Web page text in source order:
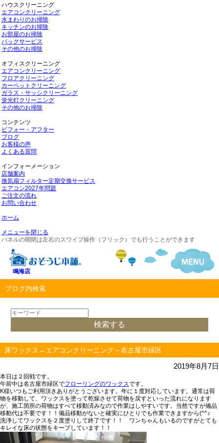
ハウスクリーニング
エアコンクリーニング
水まわりのお掃除
キッチンのお掃除
お部屋のお掃除
パックサービス
その他のお掃除
オフィスクリーニング
エアコンクリーニング
フロアクリーニング
カーペットクリーニング
ガラス・サッシクリーニング
蛍光灯クリーニング
その他のお掃除
コンテンツ
ビフォー・アフター
ブログ
お客様の声
よくある質問
インフォーメーション
店舗案内
換気扇フィルター定期交換サービス
エアコン2027年問題
ご注文の流れ
お問い合わせ
ホーム
メニューを閉じる
パネルの開閉は左右のスワイプ操作（フリック）でも行うことができます
鳴海店
ブログ内検索
床ワックス→エアコンクリーニング～名古屋市緑区
2019年8月7日
本日は２回戦です。
午前中は名古屋市緑区でフローリングのワックスです。
K様いつもご利用頂きありがとうございます。年に１度対応しています。通常は荷
物を移動して、ワックスを塗って乾燥させて荷物を戻すといった流れになります
が、 施工箇所の荷物はすべて移動済みなので作業はしやすいです。当然ですが備品
移動代は不要です！！備品移動がないと確実にひとりでも作業できますから(^^♪
洗浄してワックスを２度塗りして終了です ！！ ワンちゃんもいるのですがとても
キレイな床の状態をキープしています！！